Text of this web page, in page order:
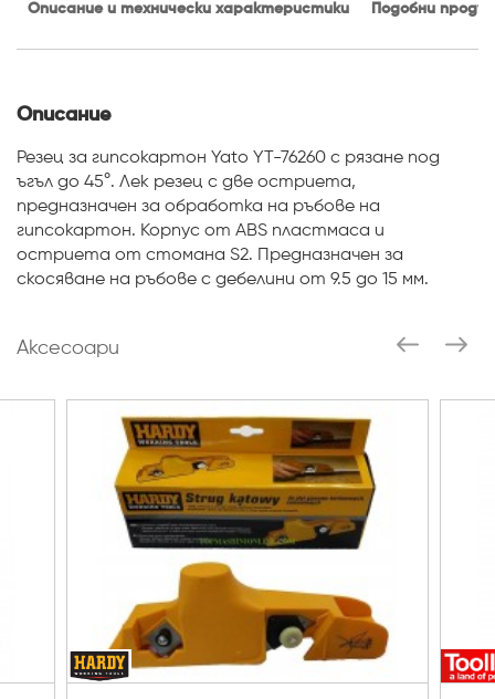
Описание и технически характеристики Подобни
Описание
Резец за гипсокартон Yato YT-76260 с рязане под
ъгъл до 45°. Лек резец с две остриета,
предназначен за обработка на ръбове на
гипсокартон. Корпус от ABS пластмаса и
остриета от стомана S2. Предназначен за
скосяване на ръбове с дебелини от 9.5 до 15 мм.
Аксесоари